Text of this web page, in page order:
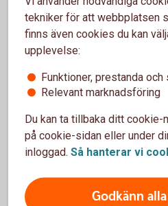
oss.
Kontakta oss för
Skaffa
tekniker för att webbplatsen
finns även cookies du kan
upplevelse:
Funktioner, prestanda
Relevant marknadsföring
Du kan ta tillbaka ditt cookie-
på cookie-sidan eller under
inloggad. Så hanterar vi
Godkänn